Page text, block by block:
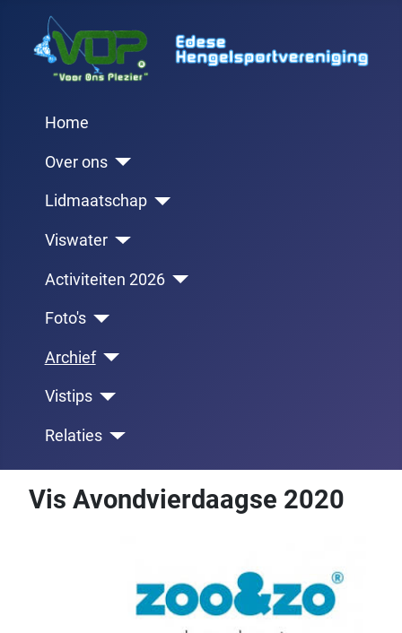
Home
Over ons
Lidmaatschap
Viswater
Activiteiten 2026
Foto's
Archief
Vistips
Relaties
Vis Avondvierdaagse 2020